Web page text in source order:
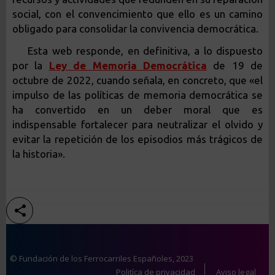
social, con el convencimiento que ello es un camino
obligado para consolidar la convivencia democrática.
Esta web responde, en definitiva, a lo dispuesto
por la
Ley de Memoria Democrática de 19 de
octubre de 2022, cuando señala, en concreto, que «el
impulso de las políticas de memoria democrática se
ha convertido en un deber moral que es
indispensable fortalecer para neutralizar el olvido y
evitar la repetición de los episodios más trágicos de
la historia».
© Fundación de los Ferrocarriles Españoles, 2023
Politíca de privacidad
Aviso legal